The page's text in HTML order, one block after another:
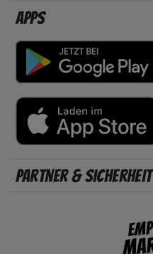
Apps
Partner & Sicherheit